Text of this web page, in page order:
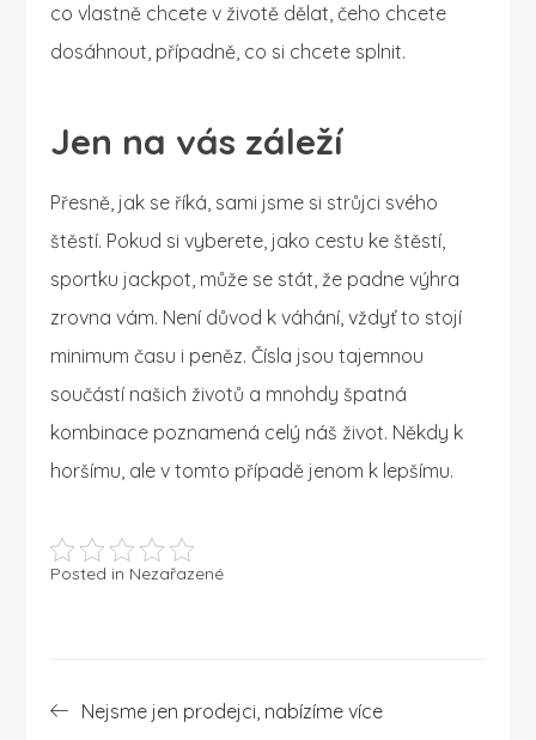
co vlastně chcete v životě dělat, čeho chcete
dosáhnout, případně, co si chcete splnit.
Jen na vás záleží
Přesně, jak se říká, sami jsme si strůjci svého
štěstí. Pokud si vyberete, jako cestu ke štěstí,
sportku jackpot, může se stát, že padne výhra
zrovna vám. Není důvod k váhání, vždyť to stojí
minimum času i peněz. Čísla jsou tajemnou
součástí našich životů a mnohdy špatná
kombinace poznamená celý náš život. Někdy k
horšímu, ale v tomto případě jenom k lepšímu.
Posted in Nezařazené
proNejsme jen prodejci, nabízíme více